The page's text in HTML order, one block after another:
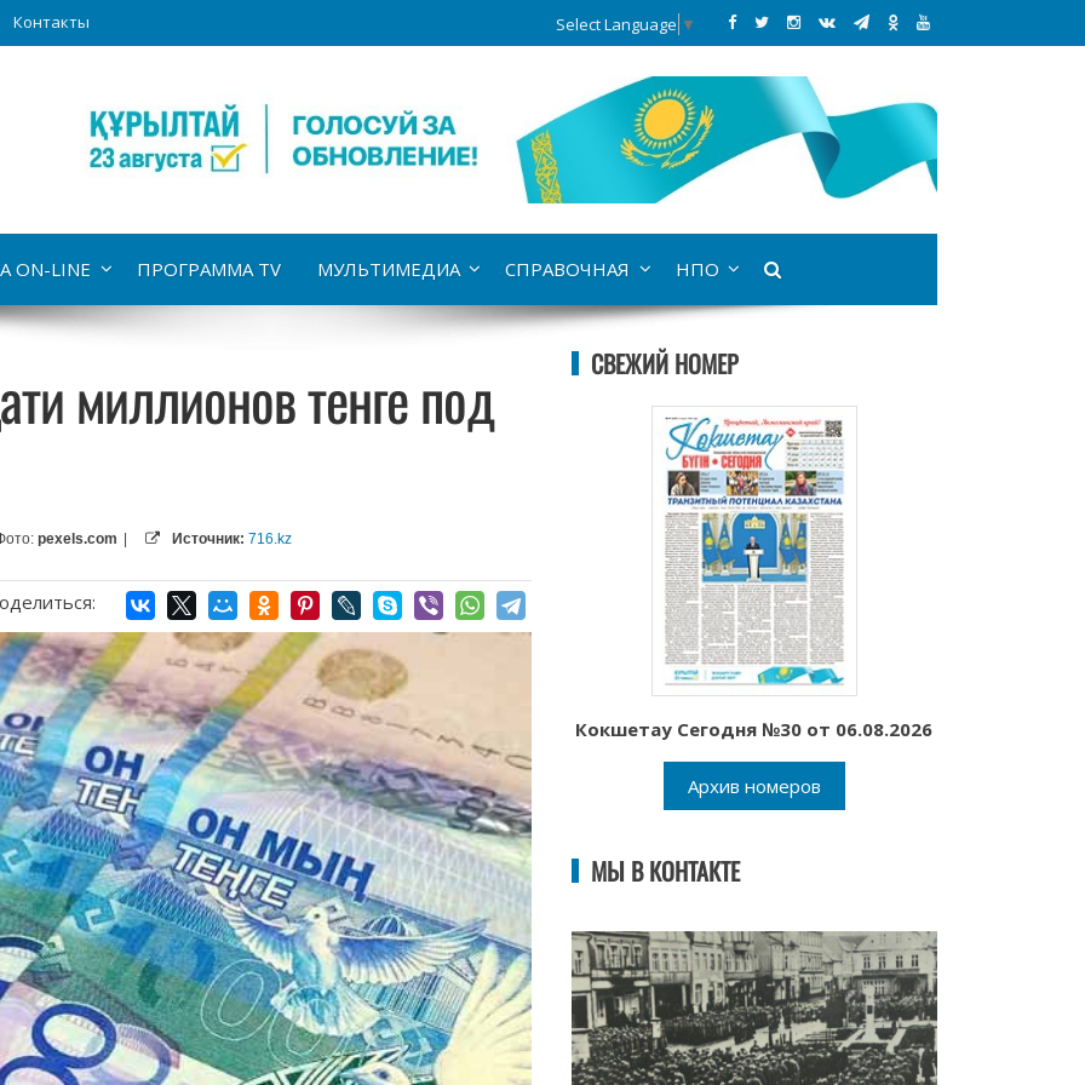
Контакты Select Language ▼
ON-LINE ПРОГРАММА TV МУЛЬТИМЕДИА СПРАВОЧНАЯ НПО
миллионов тенге под
pexels.com | Источник: 716.kz
СВЕЖИЙ НОМЕР
Кокшетау Сегодня №30 от 06.08.2026
Архив номеров
МЫ В КОНТАКТЕ